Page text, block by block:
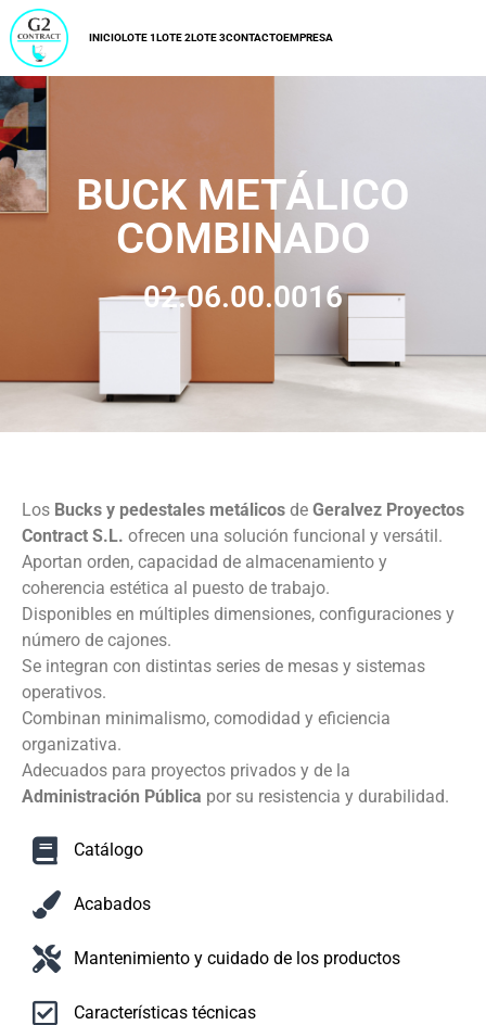
INICIOLOTE 1 LOTE 2LOTE 3CONTACTOEMPRESA
BUCK METÁLICO
COMBINADO
02.06.00.0016
Los Bucks y pedestales metálicos de Geralvez Proyectos
Contract S.L. ofrecen una solución funcional y versátil.
Aportan orden, capacidad de almacenamiento y
coherencia estética al puesto de trabajo.
Disponibles en múltiples dimensiones, configuraciones y
número de cajones.
Se integran con distintas series de mesas y sistemas
operativos.
Combinan minimalismo, comodidad y eficiencia
organizativa.
Adecuados para proyectos privados y de la
Administración Pública por su resistencia y durabilidad.
Catálogo
Acabados
Mantenimiento y cuidado de los productos
Características técnicas